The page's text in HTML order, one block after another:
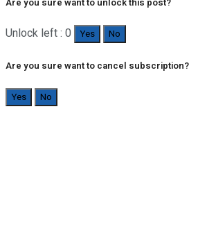
Are you sure want to unlock this post?
Unlock left : 0 Yes No
Are you sure want to cancel subscription?
Yes No